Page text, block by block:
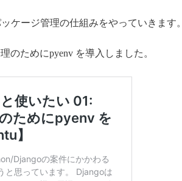
ケージ管理の仕組みをやっていきます。
のためにpyenv を導入しました。